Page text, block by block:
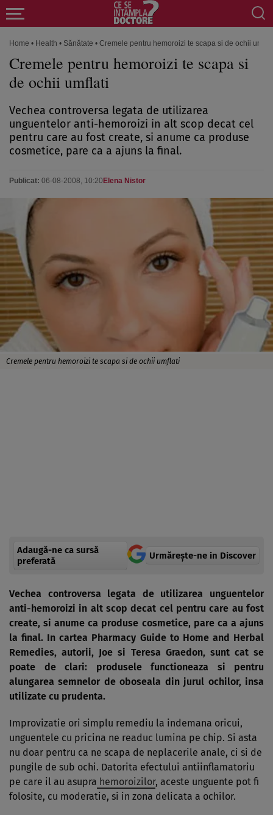
Home • Health • Sănătate • Cremele pentru hemoroizi te scapa si de ochii
Cremele pentru hemoroizi te scapa si
de ochii umflati
Vechea controversa legata de utilizarea
unguentelor anti-hemoroizi in alt scop decat cel
pentru care au fost create, si anume ca produse
cosmetice, pare ca a ajuns la final.
Publicat: 06-08-2008, 10:20 Elena Nistor
Cremele pentru hemoroizi te scapa si de ochii umflati
Adaugă-ne ca sursă
preferată
Urmărește-ne in Discover
Vechea controversa legata de utilizarea unguentelor
anti-hemoroizi in alt scop decat cel pentru care au fost
create, si anume ca produse cosmetice, pare ca a ajuns
la final. In cartea Pharmacy Guide to Home and Herbal
Remedies, autorii, Joe si Teresa Graedon, sunt cat se
poate de clari: produsele functioneaza si pentru
alungarea semnelor de oboseala din jurul ochilor, insa
utilizate cu prudenta.
Improvizatie ori simplu remediu la indemana oricui,
unguentele cu pricina ne readuc lumina pe chip. Si asta
nu doar pentru ca ne scapa de neplacerile anale, ci si de
pungile de sub ochi. Datorita efectului antiinflamatoriu
pe care il au asupra hemoroizilor, aceste unguente pot fi
folosite, cu moderatie, si in zona delicata a ochilor.